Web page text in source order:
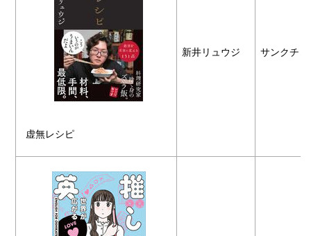
虚無レシピ
新井リュウジ サンクチ